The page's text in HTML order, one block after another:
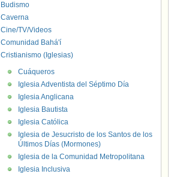
Budismo
Caverna
Cine/TV/Videos
Comunidad Bahá'í
Cristianismo (Iglesias)
Cuáqueros
Iglesia Adventista del Séptimo Día
Iglesia Anglicana
Iglesia Bautista
Iglesia Católica
Iglesia de Jesucristo de los Santos de los
Últimos Días (Mormones)
Iglesia de la Comunidad Metropolitana
Iglesia Inclusiva